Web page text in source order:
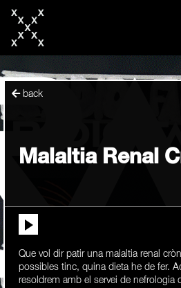
content
back
Malaltia Renal
Que vol dir patir una malaltia renal
possibles tinc, quina dieta he de fer.
resoldrem amb el servei de nefrologia